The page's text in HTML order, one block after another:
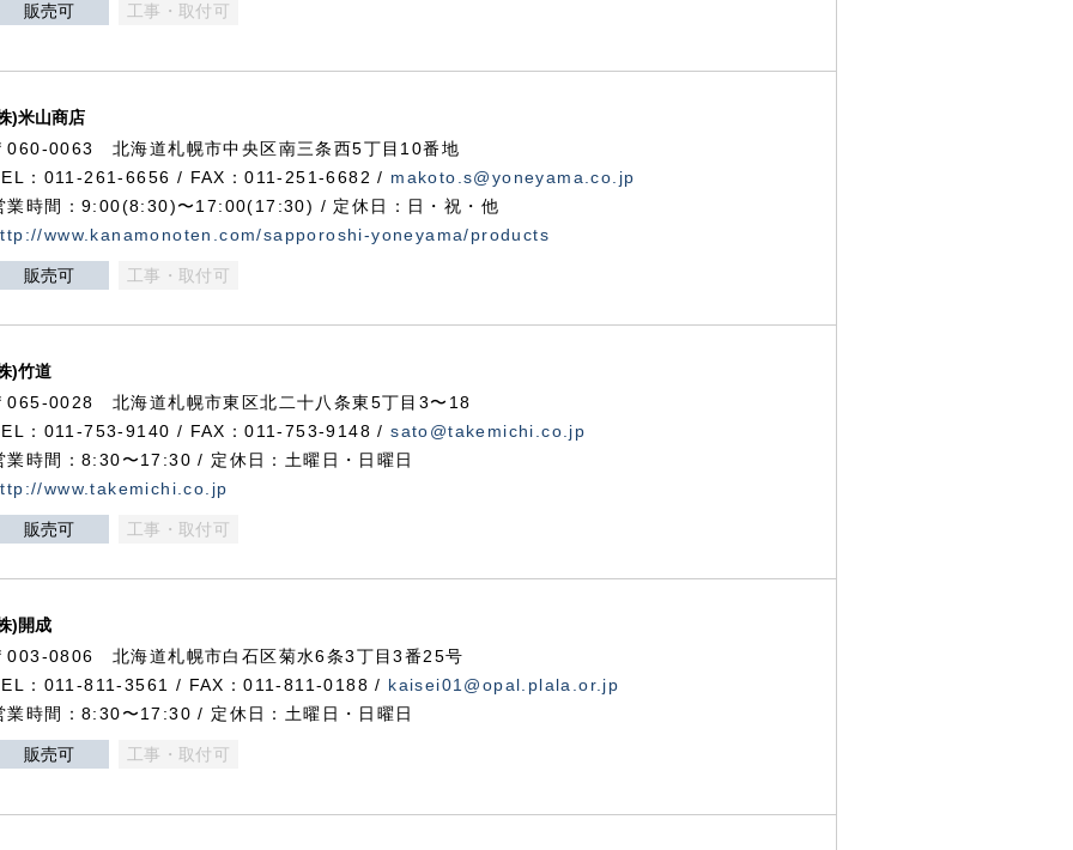
販売可 工事・取付可
)米山商店
060-0063 北海道札幌市中央区南三条西5丁目10番地
：011-261-6656 / FAX：011-251-6682 / makoto.s@yoneyama.co.jp
業時間：9:00(8:30)〜17:00(17:30) / 定休日：日・祝・他
www.kanamonoten.com/sapporoshi-yoneyama/products
販売可 工事・取付可
)竹道
065-0028 北海道札幌市東区北二十八条東5丁目3〜18
：011-753-9140 / FAX：011-753-9148 /sato@takemichi.co.jp
業時間：8:30〜17:30 / 定休日：土曜日・日曜日
www.takemichi.co.jp
販売可 工事・取付可
)開成
003-0806 北海道札幌市白石区菊水6条3丁目3番25号
：011-811-3561 / FAX：011-811-0188 / kaisei01@opal.plala.or.jp
業時間：8:30〜17:30 / 定休日：土曜日・日曜日
販売可 工事・取付可